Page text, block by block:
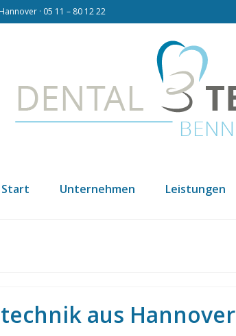
· 05 11 – 80 12 22
Start Unternehmen Leistungen
aus Hannover